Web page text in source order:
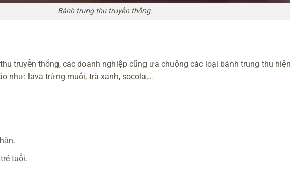
Bánh trung thu truyền thống
truyền thống, các doanh nghiệp cũng ưa chuộng các loại bánh trung thu
như: lava trứng muối, trà xanh, socola,…
tuổi.